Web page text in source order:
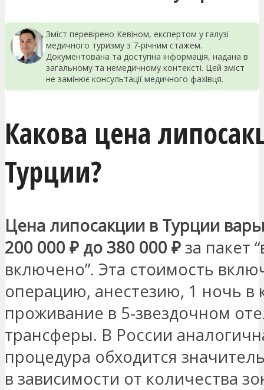
Зміст перевірено Кевіном, експертом у галузі
медичного туризму з 7-річним стажем.
Документована та доступна інформація, надана в
загальному та немедичному контексті. Цей зміст
не замінює консультації медичного фахівця.
Какова цена
Турции?
Цена липосакции в Турции
200 000 ₽ до 380 000 ₽за пакет
включено”. Эта стоимость
операцию, анестезию, 1 ночь в
проживание в 5-звездочном
трансферы. В России
процедура обходится
в зависимости от количества